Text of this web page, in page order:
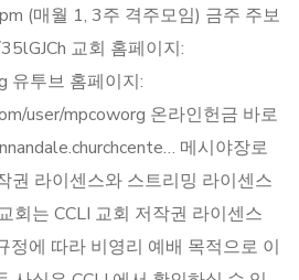
(매월 1, 3주 격주모임) 금주 주보
교회 홈페이지:
유투브 홈페이지:
user/mpcoworg 온라인헌금 바로
메시야장로
권 라이센스와 스트리밍 라이센스
회는 CCLI 교회 저작권 라이센스
정에 따라 비영리 예배 목적으로 이